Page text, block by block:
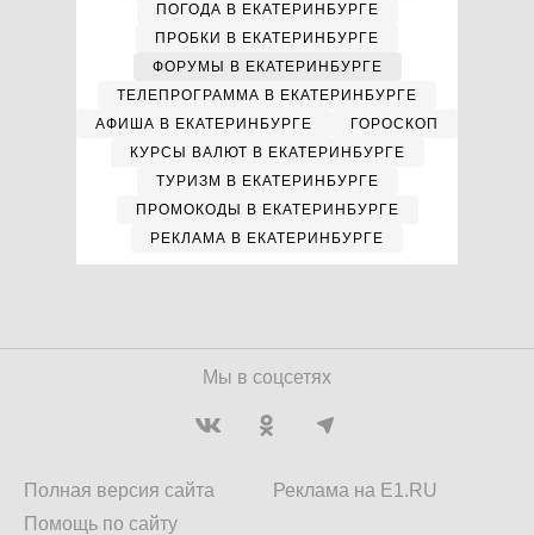
ПОГОДА В ЕКАТЕРИНБУРГЕ
ПРОБКИ В ЕКАТЕРИНБУРГЕ
ФОРУМЫ В ЕКАТЕРИНБУРГЕ
ТЕЛЕПРОГРАММА В ЕКАТЕРИНБУРГЕ
АФИША В ЕКАТЕРИНБУРГЕ
ГОРОСКОП
КУРСЫ ВАЛЮТ В ЕКАТЕРИНБУРГЕ
ТУРИЗМ В ЕКАТЕРИНБУРГЕ
ПРОМОКОДЫ В ЕКАТЕРИНБУРГЕ
РЕКЛАМА В ЕКАТЕРИНБУРГЕ
Мы в соцсетях
Полная версия сайта
Помощь по сайту
Реклама на E1.RU